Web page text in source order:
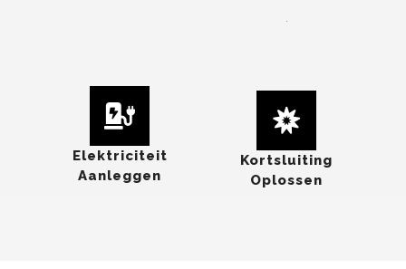
Elektriciteit
Aanleggen
Kortsluiting
Oplossen